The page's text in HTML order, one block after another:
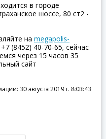
в городе
шоссе, 80 ст2 -
на megapolis-
(8452) 40-70-65, сейчас
через 15 часов 35
сайт
30 августа 2019 г. 8:03:43